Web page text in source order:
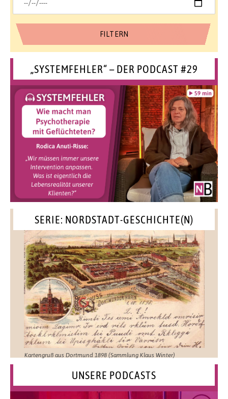
„SYSTEMFEHLER“ – DER PODCAST #29
SERIE: NORDSTADT-GESCHICHTE(N)
Kartengruß aus Dortmund 1898 (Sammlung Klaus Winter)
UNSERE PODCASTS